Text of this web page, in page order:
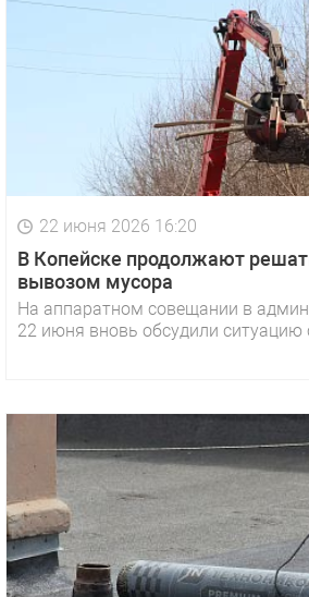
22 июня 2026 16:20
В Копейске продолжают
вывозом мусора
На аппаратном совещании в
22 июня вновь обсудили ситуацию